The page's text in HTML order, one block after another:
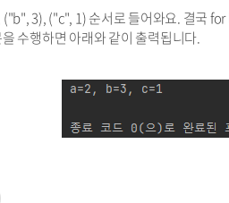
3), ("c", 1) 순서로 들어와요. 결국
수행하면 아래와 같이 출력됩니다.